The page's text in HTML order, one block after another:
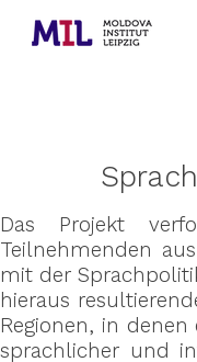
Das Projekt
Teilnehmenden
mit der
hieraus
Regionen, in
sprachlicher und